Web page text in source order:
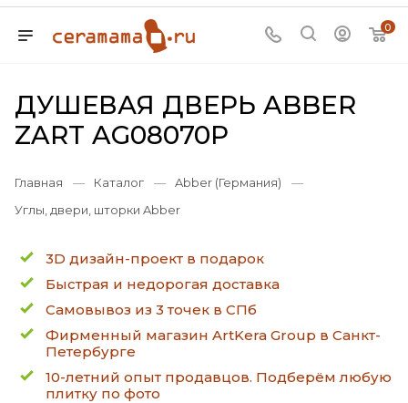
0
ДУШЕВАЯ ДВЕРЬ ABBER
ZART AG08070P
Главная — Каталог — Abber (Германия)
—
Углы, двери, шторки Abber
3D дизайн-проект в подарок
Быстрая и недорогая доставка
Самовывоз из 3 точек в СПб
Фирменный магазин ArtKera Group в Санкт-
Петербурге
10-летний опыт продавцов. Подберём любую
плитку по фото